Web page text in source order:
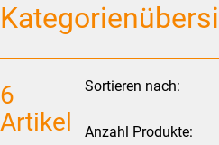
6
Artikel
Sortieren nach:
Anzahl Produkte: